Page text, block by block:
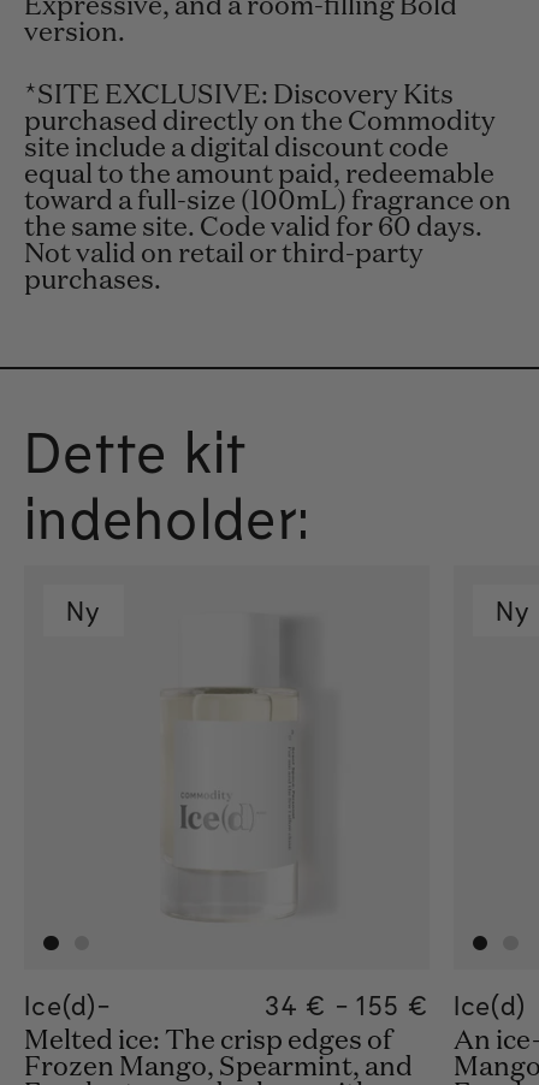
Expressive, and a room-filling Bold
version.
*SITE EXCLUSIVE: Discovery Kits
purchased directly on the Commodity
site include a digital discount code
equal to the amount paid, redeemable
toward a full-size (100mL) fragrance on
the same site. Code valid for 60 days.
Not valid on retail or third-party
purchases.
Dette kit
indeholder:
Ny
Ice(d)- Regular price
34 € - 155 €
Regular price
155€
Regular
34€
Melted ice: The crisp edges of
Frozen Mango, Spearmint, and
Ny
Ice(d)
An